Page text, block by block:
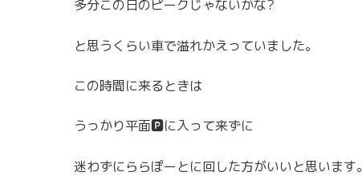
多分この日のピークじゃないかな?
と思うくらい車で溢れかえっていました。
この時間に来るときは
うっかり平面🅿️に入って来ずに
迷わずにららぽーとに回した方がいいと思います。